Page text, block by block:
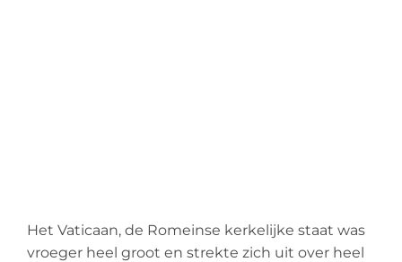
Het Vaticaan, de Romeinse kerkelijke staat was
vroeger heel groot en strekte zich uit over heel